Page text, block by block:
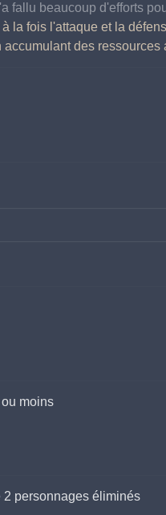
fallu beaucoup d'efforts
la fois l'attaque et la
des
moins
personnages éliminés